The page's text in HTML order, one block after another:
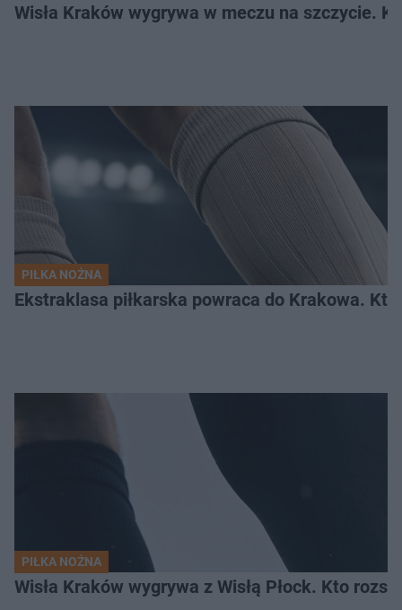
Wisła Kraków wygrywa w meczu na szczycie.
PIŁKA NOŻNA
Ekstraklasa piłkarska powraca do Krakowa.
PIŁKA NOŻNA
Wisła Kraków wygrywa z Wisłą Płock. Kto